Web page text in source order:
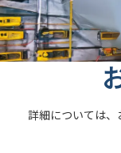
もっと見る
のシミュレーシ
する試験能力を
もっと見る
詳細については